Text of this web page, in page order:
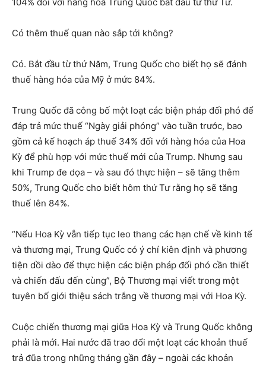
104% đối với hàng hóa Trung Quốc bắt đầu từ thứ Tư.
Có thêm thuế quan nào sắp tới không?
Có. Bắt đầu từ thứ Năm, Trung Quốc cho biết họ sẽ đánh
thuế hàng hóa của Mỹ ở mức 84%.
Trung Quốc đã công bố một loạt các biện pháp đối phó để
đáp trả mức thuế “Ngày giải phóng” vào tuần trước, bao
gồm cả kế hoạch áp thuế 34% đối với hàng hóa của Hoa
Kỳ để phù hợp với mức thuế mới của Trump. Nhưng sau
khi Trump đe dọa – và sau đó thực hiện – sẽ tăng thêm
50%, Trung Quốc cho biết hôm thứ Tư rằng họ sẽ tăng
thuế lên 84%.
“Nếu Hoa Kỳ vẫn tiếp tục leo thang các hạn chế về kinh tế
và thương mại, Trung Quốc có ý chí kiên định và phương
tiện dồi dào để thực hiện các biện pháp đối phó cần thiết
và chiến đấu đến cùng”, Bộ Thương mại viết trong một
tuyên bố giới thiệu sách trắng về thương mại với Hoa Kỳ.
Cuộc chiến thương mại giữa Hoa Kỳ và Trung Quốc không
phải là mới. Hai nước đã trao đổi một loạt các khoản thuế
trả đũa trong những tháng gần đây – ngoài các khoản